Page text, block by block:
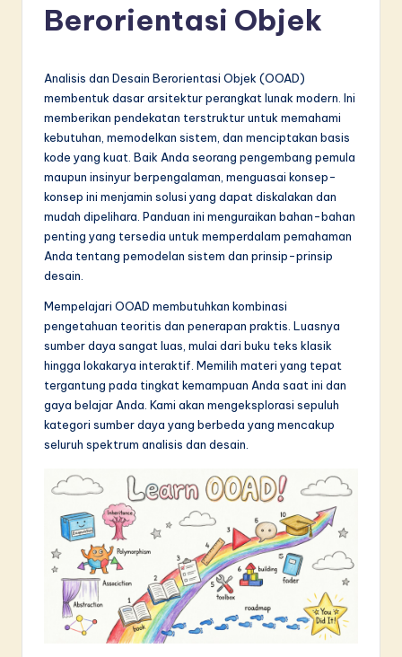
si
L
in
A
Berorientasi Objek
Analisis dan Desain Berorientasi Objek (OOAD)
membentuk dasar arsitektur perangkat lunak modern. Ini
memberikan pendekatan terstruktur untuk memahami
kebutuhan, memodelkan sistem, dan menciptakan basis
kode yang kuat. Baik Anda seorang pengembang pemula
maupun insinyur berpengalaman, menguasai konsep-
konsep ini menjamin solusi yang dapat diskalakan dan
mudah dipelihara. Panduan ini menguraikan bahan-bahan
penting yang tersedia untuk memperdalam pemahaman
Anda tentang pemodelan sistem dan prinsip-prinsip
desain.
Mempelajari OOAD membutuhkan kombinasi
pengetahuan teoritis dan penerapan praktis. Luasnya
sumber daya sangat luas, mulai dari buku teks klasik
hingga lokakarya interaktif. Memilih materi yang tepat
tergantung pada tingkat kemampuan Anda saat ini dan
gaya belajar Anda. Kami akan mengeksplorasi sepuluh
kategori sumber daya yang berbeda yang mencakup
seluruh spektrum analisis dan desain.